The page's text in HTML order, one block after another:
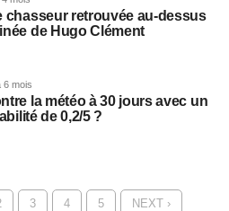
chasseur retrouvée au-dessus
de Hugo Clément
6 mois
la météo à 30 jours avec un
de 0,2/5 ?
3 4 5 NEXT ›